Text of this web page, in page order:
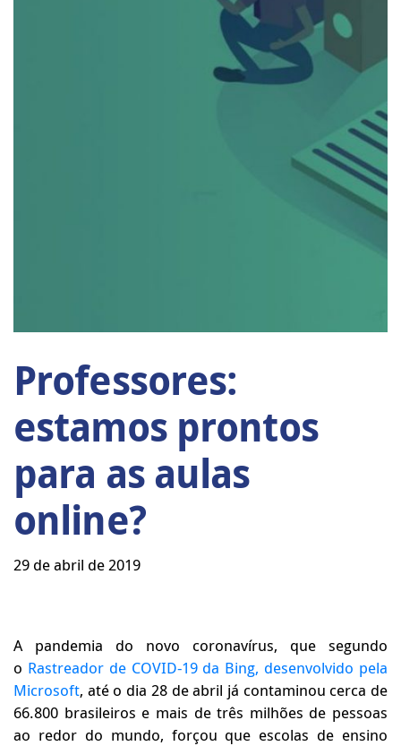
Professores:
estamos prontos
para as aulas
online?
29 de abril de 2019
A pandemia do novo coronavírus, que segundo
o Rastreador de COVID-19 da Bing, desenvolvido pela
Microsoft, até o dia 28 de abril já contaminou cerca de
66.800 brasileiros e mais de três milhões de pessoas
ao redor do mundo, forçou que escolas de ensino